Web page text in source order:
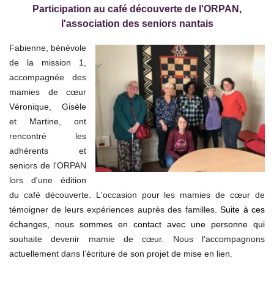
Participation au café découverte de l'ORPAN,
l'association des seniors nantais
Fabienne, bénévole
de la mission 1,
accompagnée des
mamies de cœur
Véronique, Gisèle
et Martine, ont
rencontré les
adhérents et
seniors de l'ORPAN
lors d'une édition
du café découverte. L'occasion pour les mamies de cœur de
témoigner de leurs expériences auprès des familles.Suite à ces
échanges, nous sommes en contact avec une personne qui
souhaite devenir mamie de cœur. Nous l'accompagnons
actuellement dans l’écriture de son projet de mise en lien.